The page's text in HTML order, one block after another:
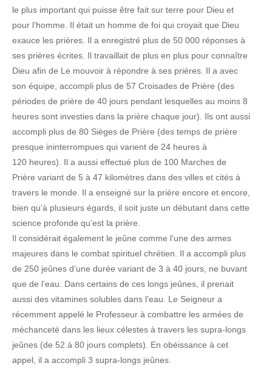
le plus important qui puisse être fait sur terre pour Dieu et
pour l’homme. Il était un homme de foi qui croyait que Dieu
exauce les prières. Il a enregistré plus de 50 000 réponses à
ses prières écrites. Il travaillait de plus en plus pour connaître
Dieu afin de Le mouvoir à répondre à ses prières. Il a avec
son équipe, accompli plus de 57 Croisades de Prière (des
périodes de prière de 40 jours pendant lesquelles au moins 8
heures sont investies dans la prière chaque jour). Ils ont aussi
accompli plus de 80 Sièges de Prière (des temps de prière
presque ininterrompues qui varient de 24 heures à
120 heures). Il a aussi effectué plus de 100 Marches de
Prière variant de 5 à 47 kilomètres dans des villes et cités à
travers le monde. Il a enseigné sur la prière encore et encore,
bien qu’à plusieurs égards, il soit juste un débutant dans cette
science profonde qu’est la prière.
Il considérait également le jeûne comme l’une des armes
majeures dans le combat spirituel chrétien. Il a accompli plus
de 250 jeûnes d’une durée variant de 3 à 40 jours, ne buvant
que de l’eau. Dans certains de ces longs jeûnes, il prenait
aussi des vitamines solubles dans l’eau. Le Seigneur a
récemment appelé le Professeur à combattre les armées de
méchanceté dans les lieux célestes à travers les supra-longs
jeûnes (de 52 à 80 jours complets). En obéissance à cet
appel, il a accompli 3 supra-longs jeûnes.